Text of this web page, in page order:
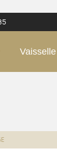
Vaisselle